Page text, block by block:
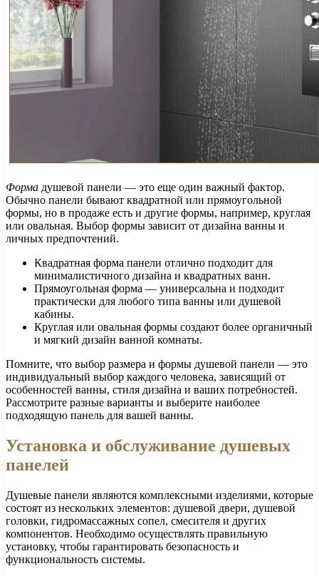
Форма душевой панели — это еще один важный фактор.
Обычно панели бывают квадратной или прямоугольной
формы, но в продаже есть и другие формы, например, круглая
или овальная. Выбор формы зависит от дизайна ванны и
личных предпочтений.
Квадратная форма панели отлично подходит для
минималистичного дизайна и квадратных ванн.
Прямоугольная форма — универсальна и подходит
практически для любого типа ванны или душевой
кабины.
Круглая или овальная формы создают более органичный
и мягкий дизайн ванной комнаты.
Помните, что выбор размера и формы душевой панели — это
индивидуальный выбор каждого человека, зависящий от
особенностей ванны, стиля дизайна и ваших потребностей.
Рассмотрите разные варианты и выберите наиболее
подходящую панель для вашей ванны.
Установка и обслуживание душевых
панелей
Душевые панели являются комплексными изделиями, которые
состоят из нескольких элементов: душевой двери, душевой
головки, гидромассажных сопел, смесителя и других
компонентов. Необходимо осуществлять правильную
установку, чтобы гарантировать безопасность и
функциональность системы.